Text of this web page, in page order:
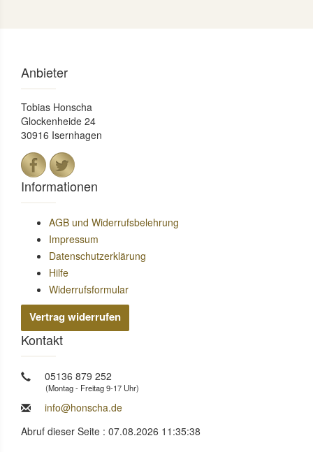
Anbieter
Tobias Honscha
Glockenheide 24
30916 Isernhagen
Informationen
AGB und Widerrufsbelehrung
Impressum
Datenschutzerklärung
Hilfe
Widerrufsformular
Vertrag widerrufen
Kontakt
05136 879 252
(Montag - Freitag 9-17 Uhr)
info@honscha.de
Abruf dieser Seite : 07.08.2026 11:35:38